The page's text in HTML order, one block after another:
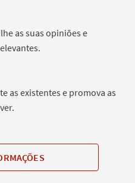
as suas opiniões e
as existentes e promova as